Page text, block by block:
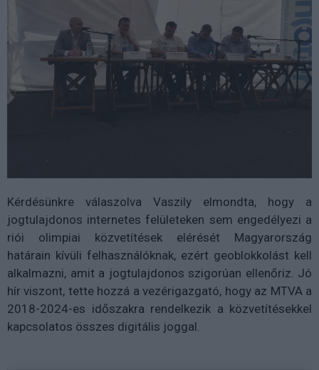
Kérdésünkre válaszolva Vaszily elmondta, hogy a
jogtulajdonos internetes felületeken sem engedélyezi a
riói olimpiai közvetítések elérését Magyarország
határain kívüli felhasználóknak, ezért geoblokkolást kell
alkalmazni, amit a jogtulajdonos szigorúan ellenőriz. Jó
hír viszont, tette hozzá a vezérigazgató, hogy az MTVA a
2018-2024-es időszakra rendelkezik a közvetítésekkel
kapcsolatos összes digitális joggal.